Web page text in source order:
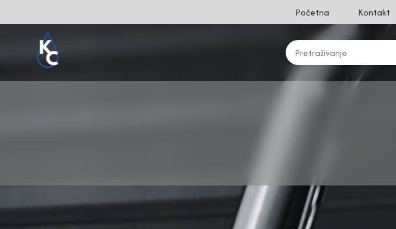
Početna Kontakt